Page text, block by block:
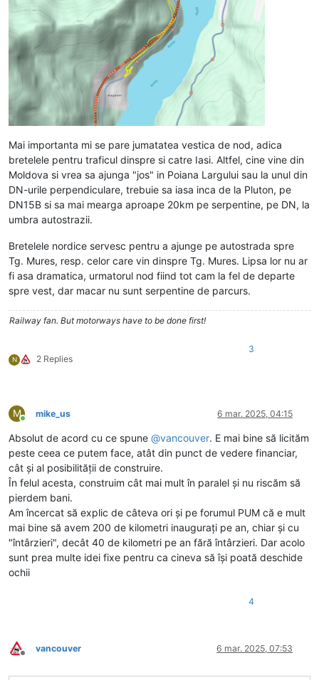
Mai importanta mi se pare jumatatea vestica de nod, adica
bretelele pentru traficul dinspre si catre Iasi. Altfel, cine vine din
Moldova si vrea sa ajunga "jos" in Poiana Largului sau la unul din
DN-urile perpendiculare, trebuie sa iasa inca de la Pluton, pe
DN15B si sa mai mearga aproape 20km pe serpentine, pe DN, la
umbra autostrazii.
Bretelele nordice servesc pentru a ajunge pe autostrada spre
Tg. Mures, resp. celor care vin dinspre Tg. Mures. Lipsa lor nu ar
fi asa dramatica, urmatorul nod fiind tot cam la fel de departe
spre vest, dar macar nu sunt serpentine de parcurs.
Railway fan. But motorways have to be done first!
N 2 Replies
3
M
Conectat
mike_us 6 mar. 2025, 04:15
Absolut de acord cu ce spune @vancouver. E mai bine să licităm
peste ceea ce putem face, atât din punct de vedere financiar,
cât și al posibilității de construire.
În felul acesta, construim cât mai mult în paralel și nu riscăm să
pierdem bani.
Am încercat să explic de câteva ori și pe forumul PUM că e mult
mai bine să avem 200 de kilometri inaugurați pe an, chiar și cu
"întârzieri", decât 40 de kilometri pe an fără întârzieri. Dar acolo
sunt prea multe idei fixe pentru ca cineva să își poată deschide
ochii
4
Deconectat
vancouver 6 mar. 2025, 07:53